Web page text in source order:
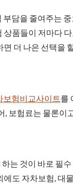
담을 줄여주는
품들이 저마다
더 나은 선택을
보험비교사이트를
, 보험료는 물론이
는 것이 바로 필
도 자차보험, 대